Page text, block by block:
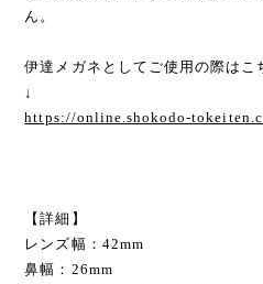
ん。
伊達メガネとしてご使用の際はこ
↓
https://online.shokodo-
【詳細】
レンズ幅：42mm
鼻幅：26mm